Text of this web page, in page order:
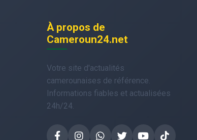
À propos de
Cameroun24.net
Votre site d'actualités
camerounaises de référence.
Informations fiables et actualisées
24h/24.